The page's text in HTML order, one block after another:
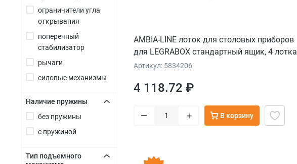
ограничители угла
открывания
поперечный
стабилизатор
рычаги
силовые механизмы
Наличие пружины
без пружины
с пружиной
Тип подъемного
AMBIA-LINE лоток для столовых приборов
для LEGRABOX стандартный ящик, 4 лотка
для столовых приборов, НД=450 мм,
Артикул: 5834206
4 118.72 ₽
– + В корзину